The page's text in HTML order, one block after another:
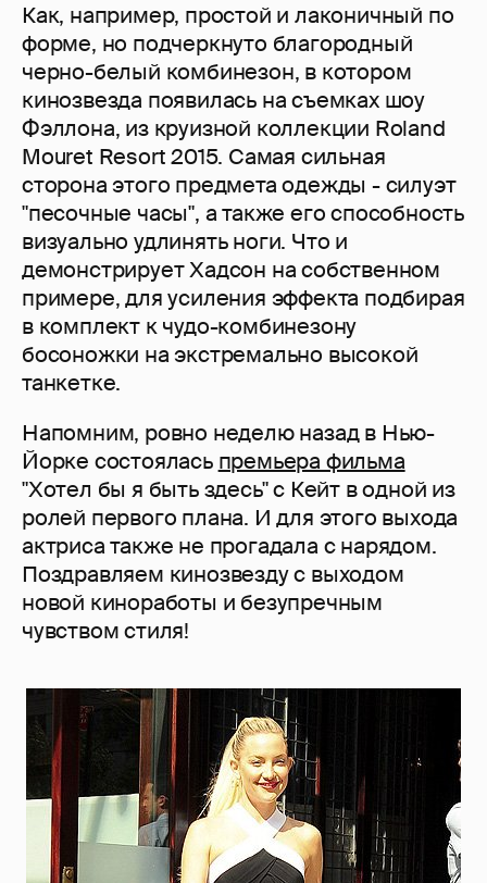
Как, например, простой и лаконичный по
форме, но подчеркнуто благородный
черно-белый комбинезон, в котором
кинозвезда появилась на съемках шоу
Фэллона, из круизной коллекции Roland
Mouret Resort 2015. Самая сильная
сторона этого предмета одежды - силуэт
"песочные часы", а также его способность
визуально удлинять ноги. Что и
демонстрирует Хадсон на собственном
примере, для усиления эффекта подбирая
в комплект к чудо-комбинезону
босоножки на экстремально высокой
танкетке.
Напомним, ровно неделю назад в Нью-
Йорке состоялась премьера фильма
"Хотел бы я быть здесь" с Кейт в одной из
ролей первого плана. И для этого выхода
актриса также не прогадала с нарядом.
Поздравляем кинозвезду с выходом
новой киноработы и безупречным
чувством стиля!